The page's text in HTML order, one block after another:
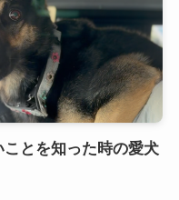
とを知った時の愛犬